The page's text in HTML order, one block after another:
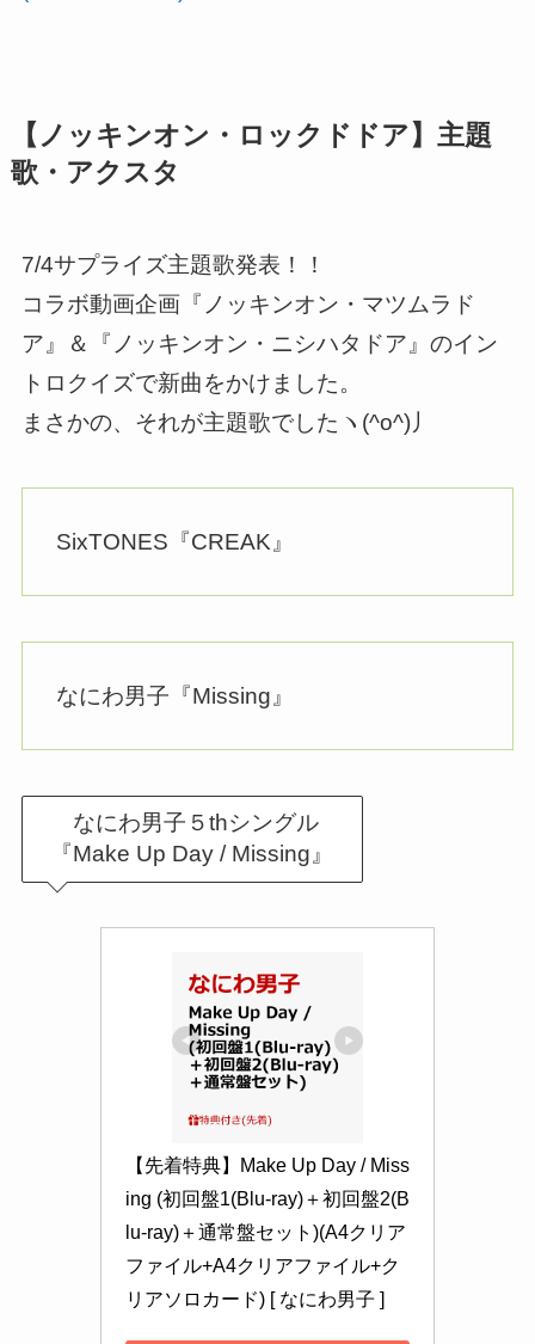
【ノッキンオン・ロックドドア】主題
歌・アクスタ
7/4サプライズ主題歌発表！！
コラボ動画企画『ノッキンオン・マツムラド
ア』＆『ノッキンオン・ニシハタドア』のイン
トロクイズで新曲をかけました。
まさかの、それが主題歌でしたヽ(^o^)丿
SixTONES『CREAK』
なにわ男子『Missing』
なにわ男子５thシングル
『Make Up Day / Missing』
【先着特典】Make Up Day / Miss
ing (初回盤1(Blu-ray)＋初回盤2(B
lu-ray)＋通常盤セット)(A4クリア
ファイル+A4クリアファイル+ク
リアソロカード) [ なにわ男子 ]